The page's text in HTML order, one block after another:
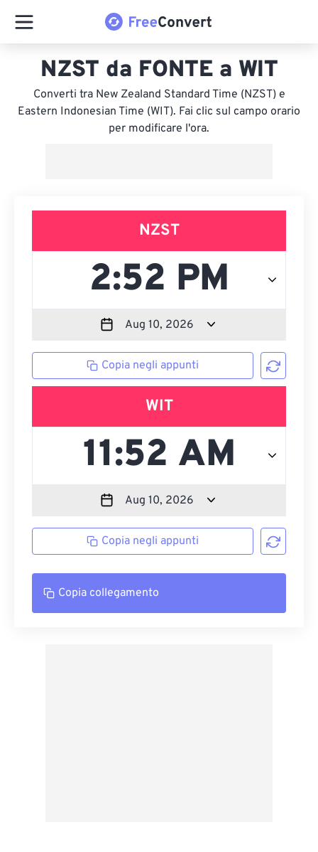
NZST da FONTE a WIT
Converti tra New Zealand Standard Time (NZST) e
Eastern Indonesian Time (WIT). Fai clic sul campo orario
per modificare l'ora.
NZST
Copia negli appunti
WIT
Copia negli appunti
Copia collegamento